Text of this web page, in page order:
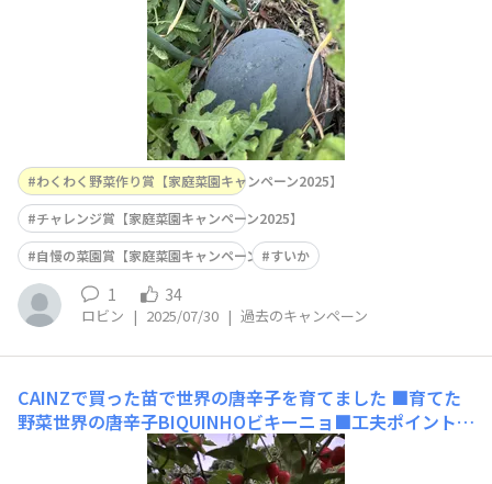
わくわく野菜作り賞【家庭菜園キャンペーン2025】
チャレンジ賞【家庭菜園キャンペーン2025】
自慢の菜園賞【家庭菜園キャンペーン2025】
すいか
1 34
ロビン | 2025/07/30 | 過去のキャンペーン
CAINZで買った苗で世界の唐辛子を育てました ■育てた
野菜世界の唐辛子BIQUINHOビキーニョ■工夫ポイント唐
辛子は湿気を嫌うので、牛糞堆肥と鶏糞を追加した土を高
畝に盛り排水性を高め、マルチをはって夏の雑草を防ぎま